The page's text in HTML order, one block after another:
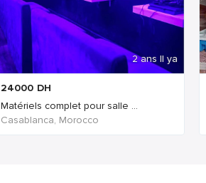
2 ans Il ya
24000 DH
Matériels complet pour salle ...
Casablanca, Morocco